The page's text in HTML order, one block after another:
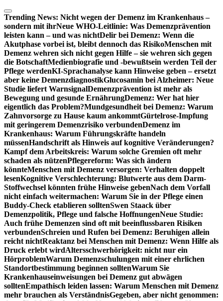
Zum
Inhalt
springen
Trending News: Nicht wegen der Demenz im Krankenhaus –
sondern mit ihrNeue WHO-Leitlinie: Was Demenzprävention
leisten kann – und was nichtDelir bei Demenz: Wenn die
Akutphase vorbei ist, bleibt dennoch das RisikoMenschen mit
Demenz wehren sich nicht gegen Hilfe – sie wehren sich gegen
die BotschaftMedienbiografie und -bewußtsein werden Teil der
Pflege werdenKI-Sprachanalyse kann Hinweise geben – ersetzt
aber keine DemenzdiagnostikGlucosamin bei Alzheimer: Neue
Studie liefert WarnsignalDemenzprävention ist mehr als
Bewegung und gesunde ErnährungDemenz: Wer hat hier
eigentlich das Problem?Mundgesundheit bei Demenz: Warum
Zahnvorsorge zu Hause kaum ankommtGürtelrose-Impfung
mit geringerem Demenzrisiko verbundenDemenz im
Krankenhaus: Warum Führungskräfte handeln
müssenHandschrift als Hinweis auf kognitive Veränderungen?
Kampf dem Arbeitskreis: Warum solche Gremien oft mehr
schaden als nützenPflegereform: Was sich ändern
könnteMenschen mit Demenz versorgen: Verhalten doppelt
lesenKognitive Verschlechterung: Blutwerte aus dem Darm-
Stoffwechsel könnten frühe Hinweise gebenNach dem Vorfall
nicht einfach weitermachen: Warum Sie in der Pflege einen
Buddy-Check etablieren solltenSwen Staack über
Demenzpolitik, Pflege und falsche HoffnungenNeue Studie:
Auch frühe Demenzen sind oft mit beeinflussbaren Risiken
verbundenSchreien und Rufen bei Demenz: Beruhigen allein
reicht nichtReaktanz bei Menschen mit Demenz: Wenn Hilfe als
Druck erlebt wirdAltersschwerhörigkeit: nicht nur ein
HörproblemWarum Demenzschulungen mit einer ehrlichen
Standortbestimmung beginnen solltenWarum Sie
Krankenhauseinweisungen bei Demenz gut abwägen
solltenEmpathisch leiden lassen: Warum Menschen mit Demenz
mehr brauchen als VerständnisGegeben, aber nicht genommen: